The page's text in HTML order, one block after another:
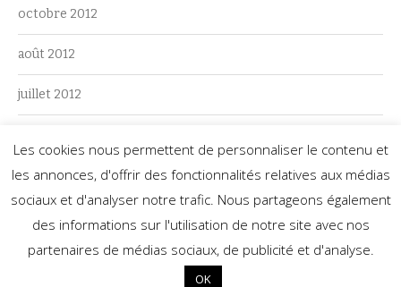
octobre 2012
août 2012
juillet 2012
mai 2012
Fièrement propulsé par WordPress
Les cookies nous permettent de personnaliser le contenu et
les annonces, d'offrir des fonctionnalités relatives aux médias
sociaux et d'analyser notre trafic. Nous partageons également
des informations sur l'utilisation de notre site avec nos
partenaires de médias sociaux, de publicité et d'analyse.
OK